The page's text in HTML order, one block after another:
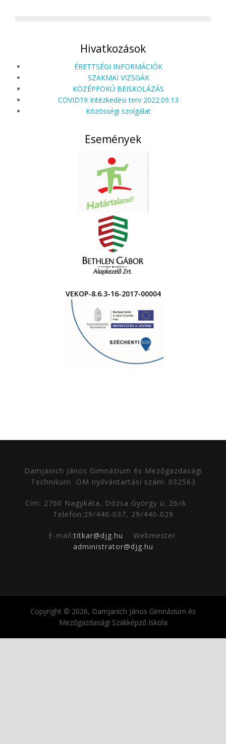
Hivatkozások
ÉRETTSÉGI INFORMÁCIÓK
SZAKMAI VIZSGÁK
KÖZÉPFOKÚ BEISKOLÁZÁS
COVID19 Intézkedési terv 2022.09.13
Közösségi szolgálat
Események
VEKOP-8.6.3-16-2017-00004
Damjanich János Gimnázium és Mezőgazdasági
Technikum
OM nyilvántartási szám: 032563
Cím: 2760 Nagykáta, Dózsa György u. 26/A
Telefon:29/440-037, 29/440-029
E-mail:titkar@djg.hu
Webmester:
administrator@djg.hu
Copyright © 2026, Damjanich János Gimnázium és
Mezőgazdasági Szakképző Iskola